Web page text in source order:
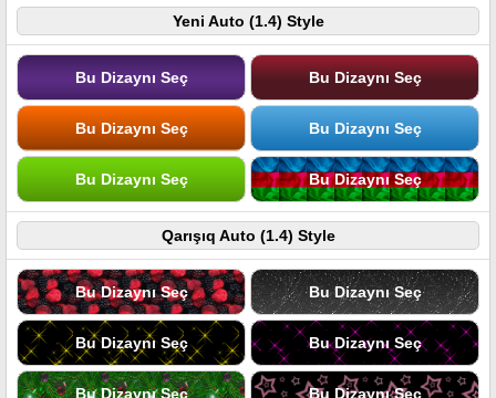
Yeni Auto (1.4) Style
Bu Dizaynı Seç Bu Dizaynı Seç
Bu Dizaynı Seç Bu Dizaynı Seç
Bu Dizaynı Seç Bu Dizaynı Seç
Qarışıq Auto (1.4) Style
Bu Dizaynı Seç Bu Dizaynı Seç
Bu Dizaynı Seç Bu Dizaynı Seç
Bu Dizaynı Seç Bu Dizaynı Seç